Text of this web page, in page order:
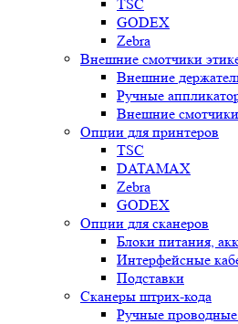
TSC
GODEX
Zebra
Внешние смотчики
Внешние
Ручные
Внешние
Опции для принтеров
TSC
DATAMAX
Zebra
GODEX
Опции для сканеров
Блоки питания,
Интерфейсные
Подставки
Сканеры штрих-кода
Ручные